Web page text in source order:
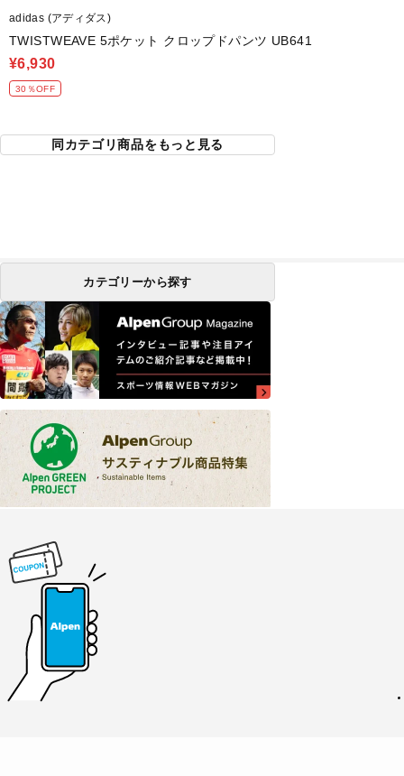
adidas (アディダス)
TWISTWEAVE 5ポケット クロップドパンツ UB641
¥6,930
30％OFF
同カテゴリ商品をもっと見る
カテゴリーから探す